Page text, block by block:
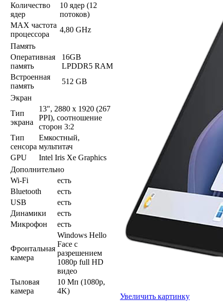
Количество
ядер
10 ядер (12
потоков)
MAX частота
процессора
4,80 GHz
Память
Оперативная
память
16GB
LPDDR5 RAM
Встроенная
память
512 GB
Экран
Тип
экрана
13", 2880 x 1920 (267
PPI), соотношение
сторон 3:2
Тип
сенсора
Емкостный,
мультитач
GPU
Intel Iris Xe Graphics
Дополнительно
Wi-Fi
есть
Bluetooth
есть
USB
есть
Динамики
есть
Микрофон
есть
Фронтальная
камера
Windows Hello
Face с
разрешением
1080p full HD
видео
Тыловая
камера
10 Мп (1080p,
4K)
Увеличить картинку